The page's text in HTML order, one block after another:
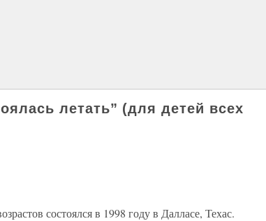
летать” (для детей всех
состоялся в 1998 году в Далласе, Техас.